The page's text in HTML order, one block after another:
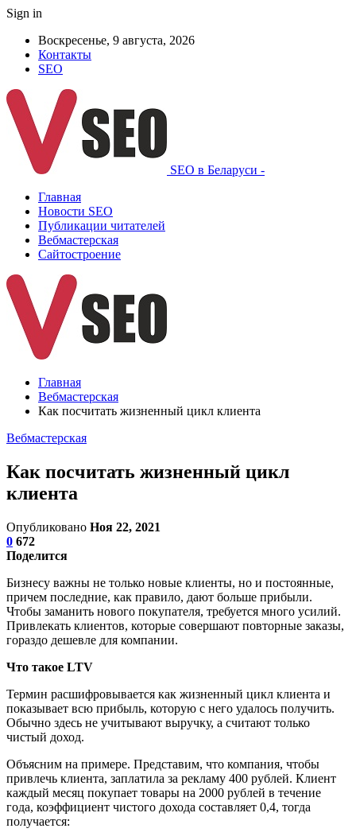
Sign in
Воскресенье, 9 августа, 2026
Контакты
SEO
SEO в Беларуси -
Главная
Новости SEO
Публикации читателей
Вебмастерская
Сайтостроение
Главная
Вебмастерская
Как посчитать жизненный цикл клиента
Вебмастерская
Как посчитать жизненный цикл
клиента
Опубликовано Ноя 22, 2021
0 672
Поделится
Бизнесу важны не только новые клиенты, но и постоянные,
причем последние, как правило, дают больше прибыли.
Чтобы заманить нового покупателя, требуется много усилий.
Привлекать клиентов, которые совершают повторные заказы,
гораздо дешевле для компании.
Что такое LTV
Термин расшифровывается как жизненный цикл клиента и
показывает всю прибыль, которую с него удалось получить.
Обычно здесь не учитывают выручку, а считают только
чистый доход.
Объясним на примере. Представим, что компания, чтобы
привлечь клиента, заплатила за рекламу 400 рублей. Клиент
каждый месяц покупает товары на 2000 рублей в течение
года, коэффициент чистого дохода составляет 0,4, тогда
получается: